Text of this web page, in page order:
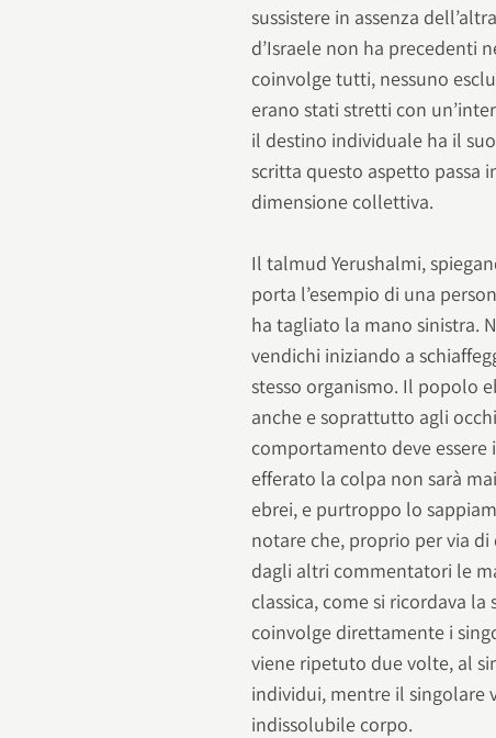
sussistere in assenza
d’Israele non ha precedenti
coinvolge tutti, nessuno
erano stati stretti con
il destino individuale ha il
scritta questo aspetto passa
dimensione collettiva.
Il talmud Yerushalmi,
porta l’esempio di una
ha tagliato la mano sinistra.
vendichi iniziando a
stesso organismo. Il popolo
anche e soprattutto agli
comportamento deve
efferato la colpa non sarà
ebrei, e purtroppo lo
notare che, proprio per via
dagli altri commentatori le
classica, come si ricordava la
coinvolge direttamente i
viene ripetuto due volte, al
individui, mentre il singolare
indissolubile corpo.